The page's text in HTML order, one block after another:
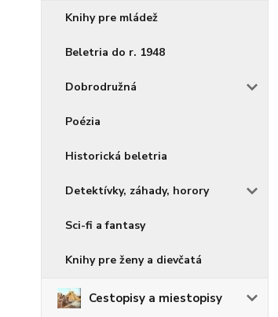
Knihy pre mládež
Beletria do r. 1948
Dobrodružná
Poézia
Historická beletria
Detektívky, záhady, horory
Sci-fi a fantasy
Knihy pre ženy a dievčatá
Cestopisy a miestopisy